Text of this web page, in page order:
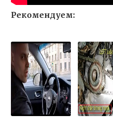
Рекомендуем: